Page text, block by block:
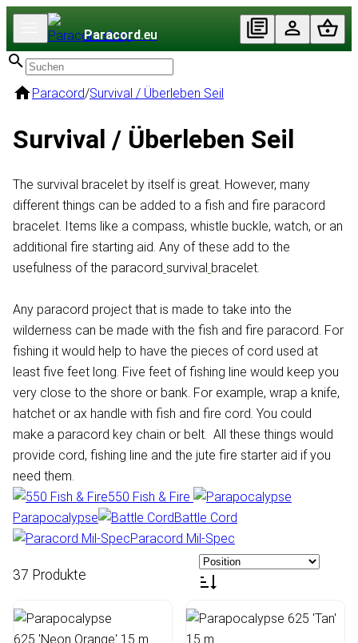
Paracord.eu
Paracord/Survival / Überleben Seil
Survival / Überleben Seil
The survival bracelet by itself is great. However, many
different things can be added to a fish and fire paracord
bracelet. Items like a compass, whistle buckle, watch, or an
additional fire starting aid. Any of these add to the
usefulness of the paracord survival bracelet.
Any paracord project that is made to take into the
wilderness can be made with the fish and fire paracord. For
fishing it would help to have the pieces of cord used at
least five feet long. Five feet of fishing line would keep you
very close to the shore or bank. For example, wrap a knife,
hatchet or ax handle with fish and fire cord. You could
make a paracord key chain or belt. All these things would
provide cord, fishing line and the jute fire starter aid if you
need them.
550 Fish & Fire
Parapocalypse
Battle Cord
Paracord Mil-Spec
37 Produkte